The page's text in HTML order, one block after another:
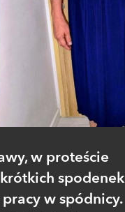
w proteście
spodenek
pracy w spódnicy.